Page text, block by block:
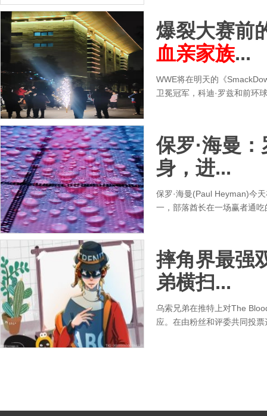
爆裂大赛前
血亲家族...
WWE将在明天的《
卫冕冠军，科迪·罗兹和前环
保罗·海曼
身，进...
保罗·海曼(Paul Heyman)今
一，部落酋长在一场赢者通
摔角界最强
弟横扫...
乌索兄弟在推特上对The
应。在由粉丝和评委共同投